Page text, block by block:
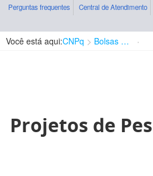
Perguntas frequentes Central de Atendimento
Você está aqui:CNPq Bolsas e Auxílios Vigentes
Projetos de